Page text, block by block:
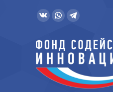
Ищите нас:
Страница
открывается
новом
Страница
открывается
в
новом
окне
Страница
открывается
в
новом
окне